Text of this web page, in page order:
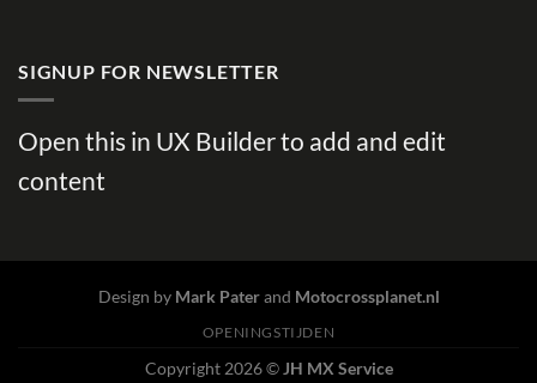
SIGNUP FOR NEWSLETTER
Open this in UX Builder to add and edit
content
Design by Mark Paterand Motocrossplanet.nl
OPENINGSTIJDEN
Copyright 2026 © JH MX Service